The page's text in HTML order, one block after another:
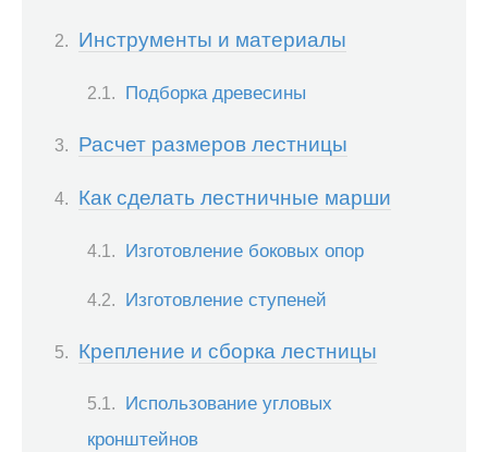
Инструменты и материалы
Подборка древесины
Расчет размеров лестницы
Как сделать лестничные марши
Изготовление боковых опор
Изготовление ступеней
Крепление и сборка лестницы
Использование угловых
кронштейнов